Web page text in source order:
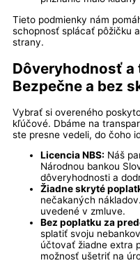
Tieto podmienky nám
schopnosť splácať pôžičku
strany.
Dôveryhodnosť
Bezpečne a bez
Vybrať si overeného
kľúčové. Dbáme na
ste presne vedeli, do čoho
Licencia NBS: Náš
Národnou bankou
dôveryhodnosti a
Žiadne skryté
nečakaných
uvedené v zmluve.
Bez poplatku za
splatiť svoju
účtovať žiadne extra
možnosť ušetriť na